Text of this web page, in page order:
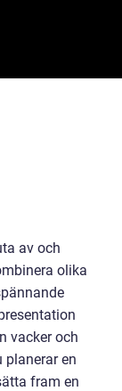
av och
olika
vacker och
planerar en
fram en